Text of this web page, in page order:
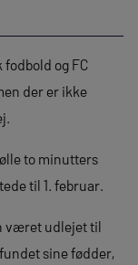
og FC
der er ikke
to minutters
til 1. februar.
været udlejet til
sine fødder,